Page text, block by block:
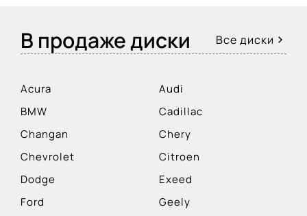
В продаже диски Все диски
Acura
Audi
BMW
Cadillac
Changan
Chery
Chevrolet
Citroen
Dodge
Exeed
Ford
Geely